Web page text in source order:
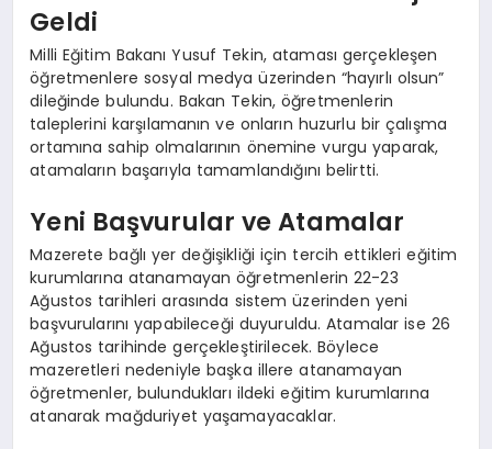
Geldi
Milli Eğitim Bakanı Yusuf Tekin, ataması gerçekleşen
öğretmenlere sosyal medya üzerinden “hayırlı olsun”
dileğinde bulundu. Bakan Tekin, öğretmenlerin
taleplerini karşılamanın ve onların huzurlu bir çalışma
ortamına sahip olmalarının önemine vurgu yaparak,
atamaların başarıyla tamamlandığını belirtti.
Yeni Başvurular ve Atamalar
Mazerete bağlı yer değişikliği için tercih ettikleri eğitim
kurumlarına atanamayan öğretmenlerin 22-23
Ağustos tarihleri arasında sistem üzerinden yeni
başvurularını yapabileceği duyuruldu. Atamalar ise 26
Ağustos tarihinde gerçekleştirilecek. Böylece
mazeretleri nedeniyle başka illere atanamayan
öğretmenler, bulundukları ildeki eğitim kurumlarına
atanarak mağduriyet yaşamayacaklar.